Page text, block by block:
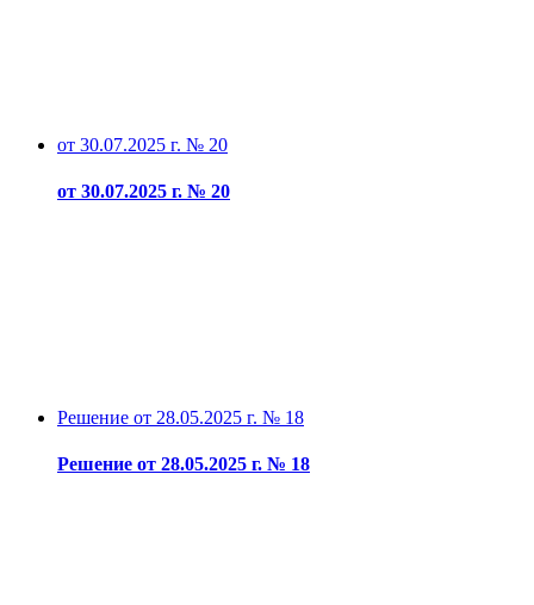
от 30.07.2025 г. № 20
от 30.07.2025 г. № 20
Решение от 28.05.2025 г. № 18
Решение от 28.05.2025 г. № 18